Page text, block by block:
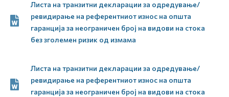
Листа на транзитни декларации за одредување/
ревидирање на референтниот износ на општа
гаранција за неограничен број на видови на стока
без зголемен ризик од измама
Листа на транзитни декларации за одредување/
ревидирање на референтниот износ на општа
гаранција за неограничен број на видови на стока